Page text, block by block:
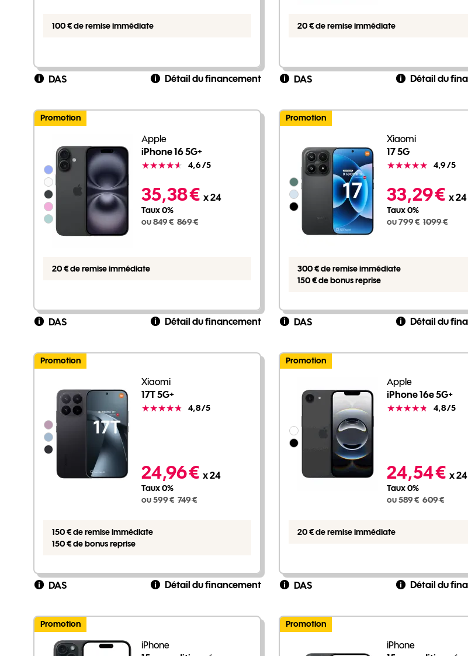
100 € de remise immédiate
DAS Détail du financement
20 € de remise immédiate
DAS Détail du
Promotion
Groupe de couleurs disponibles non sélectionnables
Apple
iPhone 16 5G+
Note
4,6/5
35,38 € x 24
Taux 0%
ou 849 € 869 €
20 € de remise immédiate
DAS Détail du financement
Promotion
Groupe de couleurs disponibles non
Xiaomi
17 5G
Note
4,9/5
33,29 € x 24
Taux 0%
ou 799 € 1099 €
300 € de remise immédiate
150 € de bonus reprise
DAS Détail du
Promotion
Groupe de couleurs disponibles non sélectionnables
Xiaomi
17T 5G+
Note
4,8/5
24,96 € x 24
Taux 0%
ou 599 € 749 €
150 € de remise immédiate
150 € de bonus reprise
DAS Détail du financement
Promotion
Groupe de couleurs disponibles non
Apple
iPhone 16e 5G+
Note
4,8/5
24,54 € x 24
Taux 0%
ou 589 € 609 €
20 € de remise immédiate
DAS Détail du
Promotion
iPhone
Promotion
iPhone